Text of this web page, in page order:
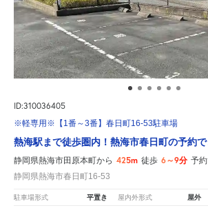
ID:310036405
※軽専用※【1番～3番】春日町16-53駐車場
熱海駅まで徒歩圏内！熱海市春日町の予約で
静岡県熱海市田原本町から 425m 徒歩 6～9分 予
静岡県熱海市春日町16-53
駐車場形式 平置き 屋内外形式 屋外